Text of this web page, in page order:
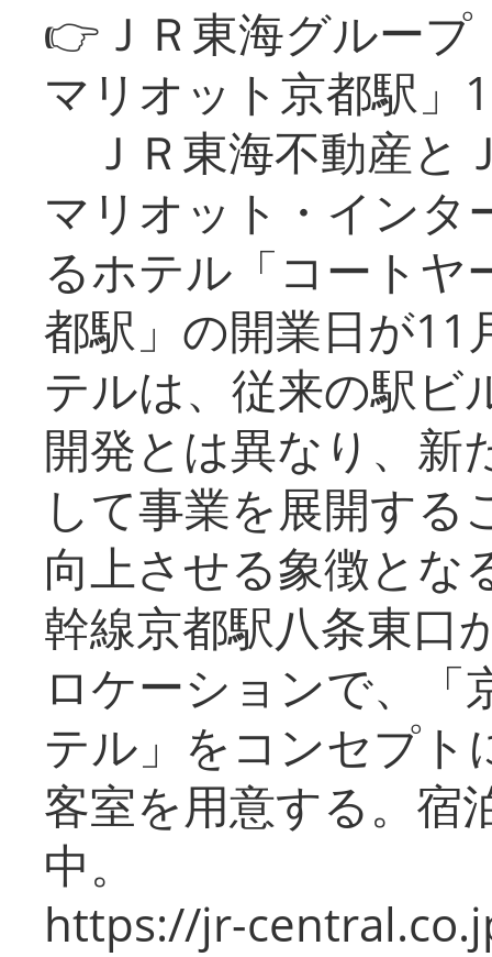
👉ＪＲ東海グルー
マリオット京都駅」
ＪＲ東海不動産と
マリオット・インタ
るホテル「コートヤ
都駅」の開業日が11
テルは、従来の駅ビ
開発とは異なり、新
して事業を展開する
向上させる象徴とな
幹線京都駅八条東口
ロケーションで、「
テル」をコンセプト
客室を用意する。宿
中。
https://jr-